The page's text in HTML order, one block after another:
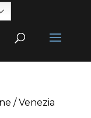
/ Venezia